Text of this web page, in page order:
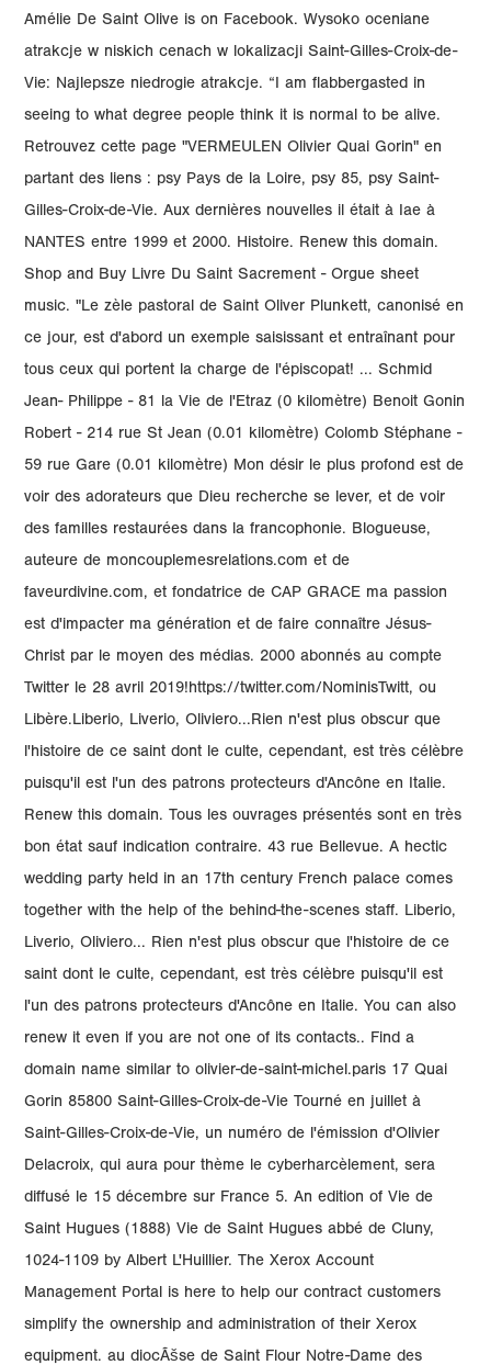
Amélie De Saint Olive is on Facebook. Wysoko oceniane
atrakcje w niskich cenach w lokalizacji Saint-Gilles-Croix-de-
Vie: Najlepsze niedrogie atrakcje. “I am flabbergasted in
seeing to what degree people think it is normal to be alive.
Retrouvez cette page "VERMEULEN Olivier Quai Gorin" en
partant des liens : psy Pays de la Loire, psy 85, psy Saint-
Gilles-Croix-de-Vie. Aux dernières nouvelles il était à Iae à
NANTES entre 1999 et 2000. Histoire. Renew this domain.
Shop and Buy Livre Du Saint Sacrement - Orgue sheet
music. "Le zèle pastoral de Saint Oliver Plunkett, canonisé en
ce jour, est d'abord un exemple saisissant et entraînant pour
tous ceux qui portent la charge de l'épiscopat! ... Schmid
Jean- Philippe - 81 la Vie de l'Etraz (0 kilomètre) Benoit Gonin
Robert - 214 rue St Jean (0.01 kilomètre) Colomb Stéphane -
59 rue Gare (0.01 kilomètre) Mon désir le plus profond est de
voir des adorateurs que Dieu recherche se lever, et de voir
des familles restaurées dans la francophonie. Blogueuse,
auteure de moncouplemesrelations.com et de
faveurdivine.com, et fondatrice de CAP GRACE ma passion
est d'impacter ma génération et de faire connaître Jésus-
Christ par le moyen des médias. 2000 abonnés au compte
Twitter le 28 avril 2019!https://twitter.com/NominisTwitt, ou
Libère.Liberio, Liverio, Oliviero...Rien n'est plus obscur que
l'histoire de ce saint dont le culte, cependant, est très célèbre
puisqu'il est l'un des patrons protecteurs d'Ancône en Italie.
Renew this domain. Tous les ouvrages présentés sont en très
bon état sauf indication contraire. 43 rue Bellevue. A hectic
wedding party held in an 17th century French palace comes
together with the help of the behind-the-scenes staff. Liberio,
Liverio, Oliviero... Rien n'est plus obscur que l'histoire de ce
saint dont le culte, cependant, est très célèbre puisqu'il est
l'un des patrons protecteurs d'Ancône en Italie. You can also
renew it even if you are not one of its contacts.. Find a
domain name similar to olivier-de-saint-michel.paris 17 Quai
Gorin 85800 Saint-Gilles-Croix-de-Vie Tourné en juillet à
Saint-Gilles-Croix-de-Vie, un numéro de l'émission d'Olivier
Delacroix, qui aura pour thème le cyberharcèlement, sera
diffusé le 15 décembre sur France 5. An edition of Vie de
Saint Hugues (1888) Vie de Saint Hugues abbé de Cluny,
1024-1109 by Albert L'Huillier. The Xerox Account
Management Portal is here to help our contract customers
simplify the ownership and administration of their Xerox
equipment. au diocÃšse de Saint Flour Notre-Dame des